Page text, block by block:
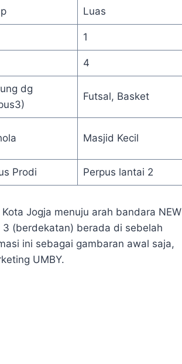
Luas
1
4
dg
Futsal, Basket
Masjid Kecil
Prodi Perpus lantai 2
Jogja menuju arah bandara NEW
(berdekatan) berada di sebelah
ini sebagai gambaran awal saja,
UMBY.